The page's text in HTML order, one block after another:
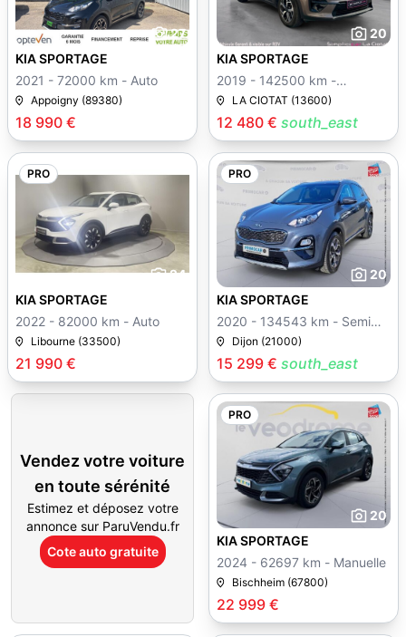
27
18 990 €
KIA SPORTAGE
2021 - 72000 km - Auto
Appoigny (89380)
20
12 480 € south_east
KIA SPORTAGE
2019 - 142500 km -
Manuelle
LA CIOTAT (13600)
PRO
24
21 990 €
KIA SPORTAGE
2022 - 82000 km - Auto
Libourne (33500)
PRO
20
15 299 € south_east
KIA SPORTAGE
2020 - 134543 km - Semi
autoDijon (21000)
Vendez votre voiture
en toute sérénité
Estimez et déposez votre
annonce sur ParuVendu.fr
Cote auto gratuite
PRO
20
22 999 €
KIA SPORTAGE
2024 - 62697 km - Manuelle
Bischheim (67800)